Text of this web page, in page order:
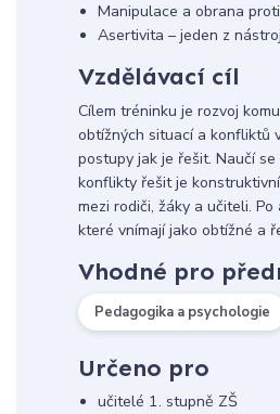
Manipulace a obrana
Asertivita – jeden z
Vzdělávací cíl
Cílem tréninku je rozvoj
obtížných situací a konfliktů
postupy jak je řešit. Naučí
konflikty řešit je
mezi rodiči, žáky a učiteli.
které vnímají jako obtížné a
Vhodné pro
Pedagogika a psychologie
Určeno pro
učitelé 1. stupně ZŠ